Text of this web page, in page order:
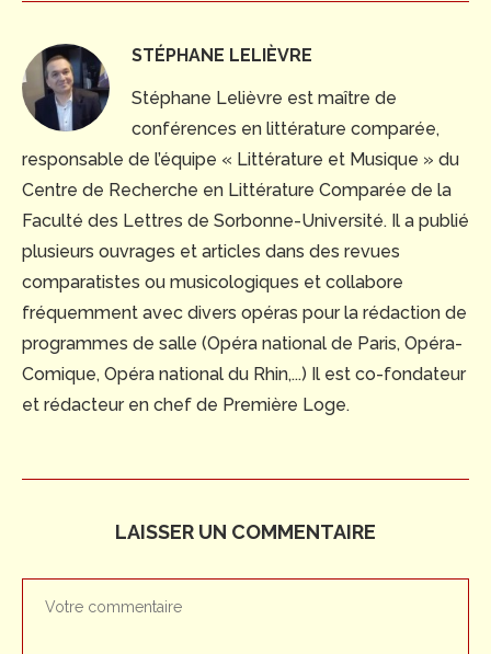
STÉPHANE LELIÈVRE
Stéphane Lelièvre est maître de
conférences en littérature comparée,
responsable de l’équipe « Littérature et Musique » du
Centre de Recherche en Littérature Comparée de la
Faculté des Lettres de Sorbonne-Université. Il a publié
plusieurs ouvrages et articles dans des revues
comparatistes ou musicologiques et collabore
fréquemment avec divers opéras pour la rédaction de
programmes de salle (Opéra national de Paris, Opéra-
Comique, Opéra national du Rhin,...) Il est co-fondateur
et rédacteur en chef de Première Loge.
LAISSER UN COMMENTAIRE